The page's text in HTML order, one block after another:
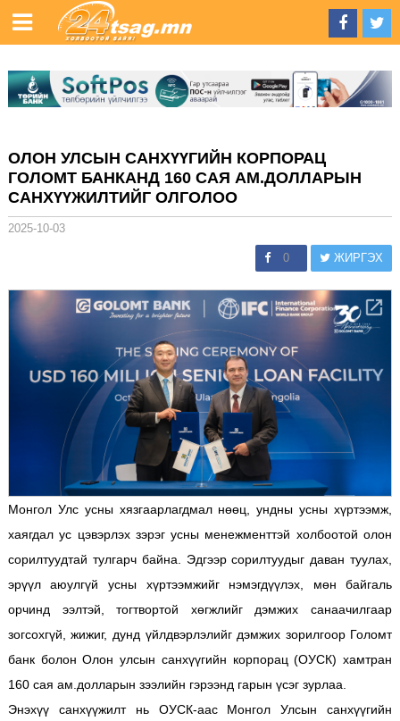
ОЛОН УЛСЫН САНХҮҮГИЙН КОРПОРАЦ
ГОЛОМТ БАНКАНД 160 САЯ АМ.ДОЛЛАРЫН
САНХҮҮЖИЛТИЙГ ОЛГОЛОО
2025-10-03
0 ЖИРГЭХ
Монгол Улс усны хязгаарлагдмал нөөц, ундны усны хүртээмж,
хаягдал ус цэвэрлэх зэрэг усны менежменттэй холбоотой олон
сорилтуудтай тулгарч байна. Эдгээр сорилтуудыг даван туулах,
эрүүл аюулгүй усны хүртээмжийг нэмэгдүүлэх, мөн байгаль
орчинд ээлтэй, тогтвортой хөгжлийг дэмжих санаачилгаар
зогсохгүй, жижиг, дунд үйлдвэрлэлийг дэмжих зорилгоор Голомт
банк болон Олон улсын санхүүгийн корпорац (ОУСК) хамтран
160 сая ам.долларын зээлийн гэрээнд гарын үсэг зурлаа.
Энэхүү санхүүжилт нь ОУСК-аас Монгол Улсын санхүүгийн